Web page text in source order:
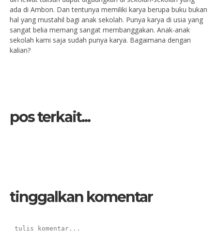
ada di Ambon. Dan tentunya memiliki karya berupa buku bukan
hal yang mustahil bagi anak sekolah. Punya karya di usia yang
sangat belia memang sangat membanggakan. Anak-anak
sekolah kami saja sudah punya karya. Bagaimana dengan
kalian?
pos terkait...
tinggalkan komentar